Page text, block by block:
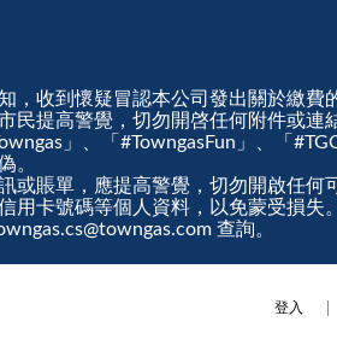
，收到懷疑冒認本公司發出關於繳
民提高警覺，切勿開啓任何附件或
」、「#TowngasFun」、「
。
或賬單，應提高警覺，切勿開啟任
用卡號碼等個人資料，以免蒙受損
查詢。
登入